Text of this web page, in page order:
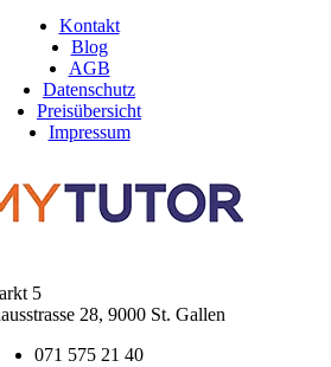
Kontakt
Blog
AGB
Datenschutz
Preisübersicht
Impressum
5
28, 9000 St. Gallen
071 575 21 40